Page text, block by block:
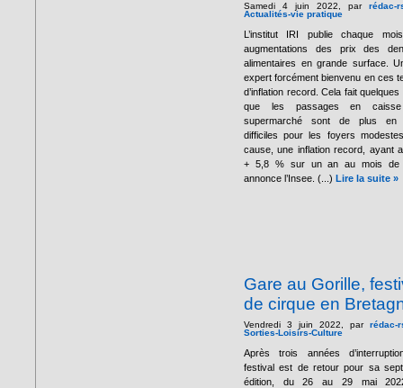
Samedi 4 juin 2022, par rédac-
Actualités-vie pratique
L’institut IRI publie chaque
augmentations des prix des
alimentaires en grande surface.
expert forcément bienvenu en ces
d’inflation record. Cela fait quelques
que les passages en
supermarché sont de plus en
difficiles pour les foyers
cause, une inflation record, ayant
+ 5,8 % sur un an au mois de
annonce l’Insee. (...) Lire la suite »
Gare au Gorille,
de cirque en
Vendredi 3 juin 2022, par rédac-
Sorties-Loisirs-Culture
Après trois années
festival est de retour pour sa
édition, du 26 au 29 mai